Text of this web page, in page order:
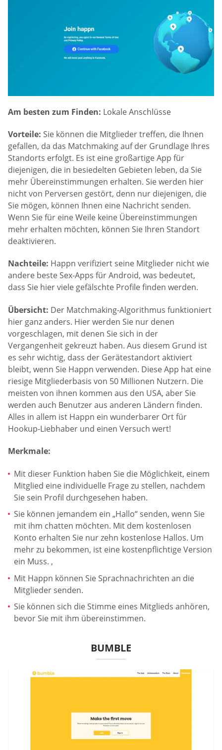
Am besten zum Finden: Lokale Anschlüsse
Vorteile: Sie können die Mitglieder treffen, die Ihnen
gefallen, da das Matchmaking auf der Grundlage Ihres
Standorts erfolgt. Es ist eine großartige App für
diejenigen, die in besiedelten Gebieten leben, da Sie
mehr Übereinstimmungen erhalten. Sie werden hier
nicht von Perversen gestört, denn nur diejenigen, die
Sie mögen, können Ihnen eine Nachricht senden.
Wenn Sie für eine Weile keine Übereinstimmungen
mehr erhalten möchten, können Sie Ihren Standort
deaktivieren.
Nachteile: Happn verifiziert seine Mitglieder nicht wie
andere beste Sex-Apps für Android, was bedeutet,
dass Sie hier viele gefälschte Profile finden werden.
Übersicht: Der Matchmaking-Algorithmus funktioniert
hier ganz anders. Hier werden Sie nur denen
vorgeschlagen, mit denen Sie sich in der
Vergangenheit gekreuzt haben. Aus diesem Grund ist
es sehr wichtig, dass der Gerätestandort aktiviert
bleibt, wenn Sie Happn verwenden. Diese App hat eine
riesige Mitgliederbasis von 50 Millionen Nutzern. Die
meisten von ihnen kommen aus den USA, aber Sie
werden auch Benutzer aus anderen Ländern finden.
Alles in allem ist Happn ein wunderbarer Ort für
Hookup-Liebhaber und einen Versuch wert!
Merkmale:
Mit dieser Funktion haben Sie die Möglichkeit, einem
Mitglied eine individuelle Frage zu stellen, nachdem
Sie sein Profil durchgesehen haben.
Sie können jemandem ein „Hallo“ senden, wenn Sie
mit ihm chatten möchten. Mit dem kostenlosen
Konto erhalten Sie nur zehn kostenlose Hallos. Um
mehr zu bekommen, ist eine kostenpflichtige Version
ein Muss. ‚
Mit Happn können Sie Sprachnachrichten an die
Mitglieder senden.
Sie können sich die Stimme eines Mitglieds anhören,
bevor Sie mit ihm übereinstimmen.
BUMBLE